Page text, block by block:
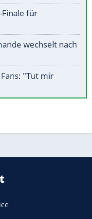
für
wechselt nach
"Tut mir